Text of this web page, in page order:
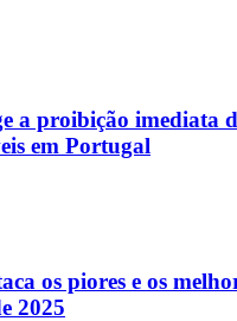
a proibição imediata
em Portugal
os piores e os
2025